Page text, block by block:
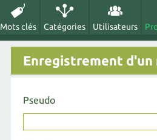
Mots clés Catégories Utilisateurs
Enregistrement
Pseudo